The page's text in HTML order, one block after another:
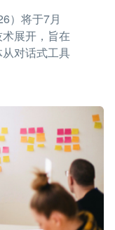
）将于7月
展开，旨在
对话式工具